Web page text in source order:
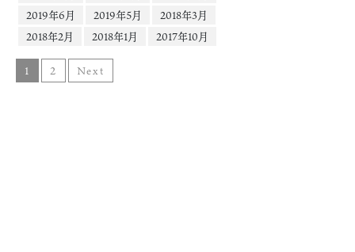
2019年6月
2019年5月
2018年3月
2018年2月
2018年1月 2017年10月
1 2 Next